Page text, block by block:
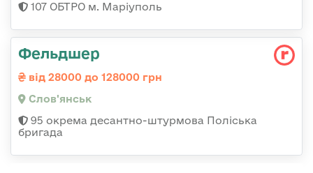
107 ОБТРО м. Маріуполь
Фельдшер
від 28000 до 128000 грн
Слов'янськ
95 окрема десантно-штурмова Поліська
бригада